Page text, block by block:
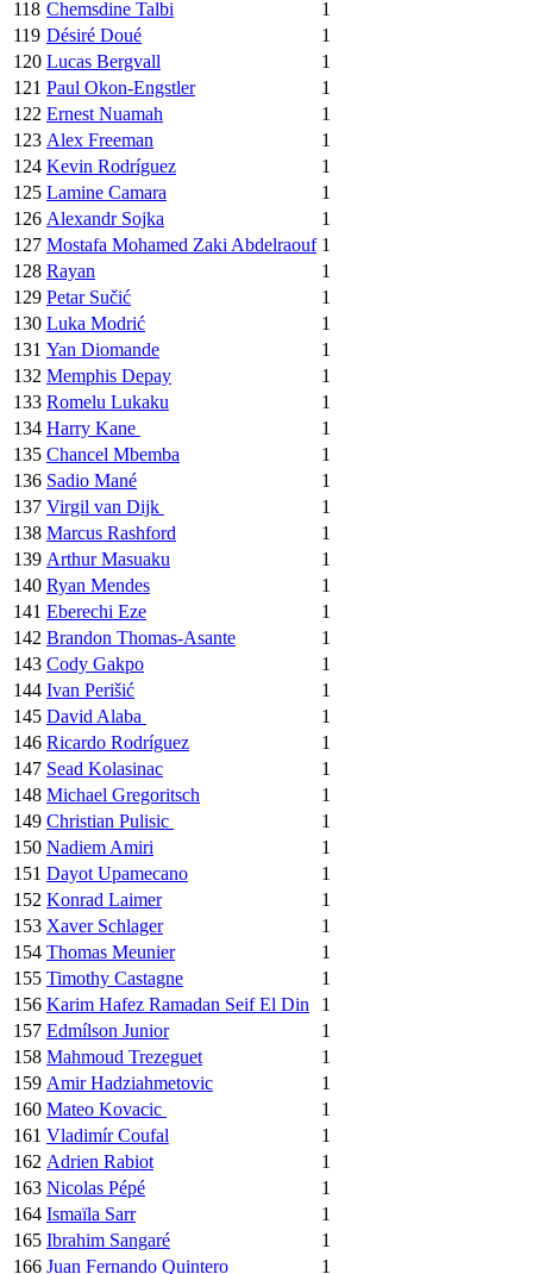
118 Chemsdine Talbi
1
119 Désiré Doué
1
120 Lucas Bergvall
1
121 Paul Okon-Engstler
1
122 Ernest Nuamah
1
123 Alex Freeman
1
124 Kevin Rodríguez
1
125 Lamine Camara
1
126 Alexandr Sojka
1
127 Mostafa Mohamed Zaki Abdelraouf 1
128 Rayan
1
129 Petar Sučić
1
130 Luka Modrić
1
131 Yan Diomande
1
132 Memphis Depay
1
133 Romelu Lukaku
1
134 Harry Kane
1
135 Chancel Mbemba
1
136 Sadio Mané
1
137 Virgil van Dijk
1
138 Marcus Rashford
1
139 Arthur Masuaku
1
140 Ryan Mendes
1
141 Eberechi Eze
1
142 Brandon Thomas-Asante
1
143 Cody Gakpo
1
144 Ivan Perišić
1
145 David Alaba
1
146 Ricardo Rodríguez
1
147 Sead Kolasinac
1
148 Michael Gregoritsch
1
149 Christian Pulisic
1
150 Nadiem Amiri
1
151 Dayot Upamecano
1
152 Konrad Laimer
1
153 Xaver Schlager
1
154 Thomas Meunier
1
155 Timothy Castagne
1
156 Karim Hafez Ramadan Seif El Din
1
157 Edmílson Junior
1
158 Mahmoud Trezeguet
1
159 Amir Hadziahmetovic
1
160 Mateo Kovacic
1
161 Vladimír Coufal
1
162 Adrien Rabiot
1
163 Nicolas Pépé
1
164 Ismaïla Sarr
1
165 Ibrahim Sangaré
1
166 Juan Fernando Quintero
1